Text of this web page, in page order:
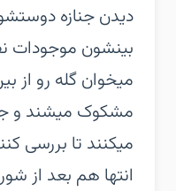
دیدن جنازه
بینشون موجودات
میخوان گله رو از
مشکوک میشند و
میکنند تا بررسی
انتها هم بعد از